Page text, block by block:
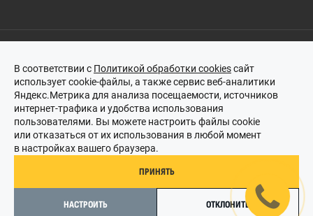
Этот сайт защищен reCAPTCHA, и на него распространяются
политика конфиденциальностииусловия обслуживанияGoogle.
© 2018–2026 «BRP ЦЕНТР ПРАЙД»
Создание сайта -
В соответствии с Политикой обработки cookiesсайт
использует cookie-файлы, а также сервис веб-аналитики
Яндекс.Метрика для анализа посещаемости, источников
интернет-трафика и удобства использования
пользователями. Вы можете настроить файлы cookie
или отказаться от их использования в любой момент
в настройках вашего браузера.
ПРИНЯТЬ
НАСТРОИТЬ ОТКЛОНИТЬ